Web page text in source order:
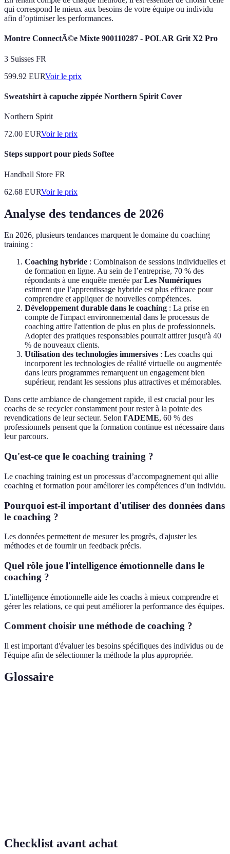
qui correspond le mieux aux besoins de votre équipe ou individu
afin d’optimiser les performances.
Montre ConnectÃ©e Mixte 900110287 - POLAR Grit X2 Pro
3 Suisses FR
599.92 EURVoir le prix
Sweatshirt à capuche zippée Northern Spirit Cover
Northern Spirit
72.00 EURVoir le prix
Steps support pour pieds Softee
Handball Store FR
62.68 EURVoir le prix
Analyse des tendances de 2026
En 2026, plusieurs tendances marquent le domaine du coaching
training :
Coaching hybride : Combinaison de sessions individuelles et
de formation en ligne. Au sein de l’entreprise, 70 % des
répondants à une enquête menée parLes Numériques
estiment que l’apprentissage hybride est plus efficace pour
comprendre et appliquer de nouvelles compétences.
Développement durable dans le coaching : La prise en
compte de l'impact environnemental dans le processus de
coaching attire l'attention de plus en plus de professionnels.
Adopter des pratiques responsables pourrait attirer jusqu'à 40
% de nouveaux clients.
Utilisation des technologies immersives : Les coachs qui
incorporent les technologies de réalité virtuelle ou augmentée
dans leurs programmes remarquent un engagement bien
supérieur, rendant les sessions plus attractives et mémorables.
Dans cette ambiance de changement rapide, il est crucial pour les
coachs de se recycler constamment pour rester à la pointe des
revendications de leur secteur. Selon l'ADEME, 60 % des
professionnels pensent que la formation continue est nécessaire dans
leur parcours.
Qu'est-ce que le coaching training ?
Le coaching training est un processus d’accompagnement qui allie
coaching et formation pour améliorer les compétences d’un individu.
Pourquoi est-il important d'utiliser des données dans
le coaching ?
Les données permettent de mesurer les progrès, d'ajuster les
méthodes et de fournir un feedback précis.
Quel rôle joue l'intelligence émotionnelle dans le
coaching ?
L’intelligence émotionnelle aide les coachs à mieux comprendre et
gérer les relations, ce qui peut améliorer la performance des équipes.
Comment choisir une méthode de coaching ?
Il est important d'évaluer les besoins spécifiques des individus ou de
l'équipe afin de sélectionner la méthode la plus appropriée.
Glossaire
Checklist avant achat